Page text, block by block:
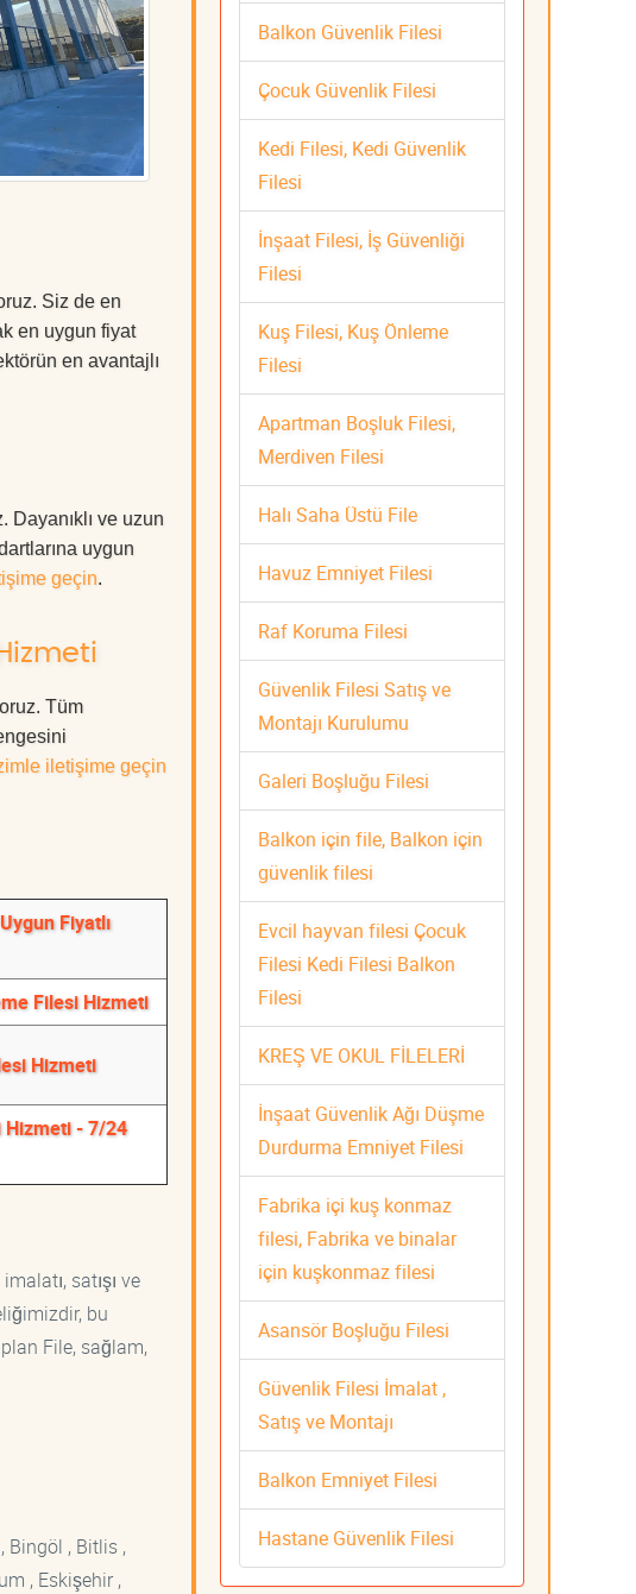
Siz de en
en uygun fiyat
en avantajlı
ve uzun
uygun
geçin.
Tüm
iletişime geçin
Fiyatlı
Filesi Hizmeti
Hizmeti
Hizmeti - 7/24
satışı ve
bu
File, sağlam,
Bingöl , Bitlis ,
, Eskişehir ,
Balkon Güvenlik Filesi
Çocuk Güvenlik Filesi
Kedi Filesi, Kedi Güvenlik
Filesi
İnşaat Filesi, İş Güvenliği
Filesi
Kuş Filesi, Kuş Önleme
Filesi
Apartman Boşluk Filesi,
Merdiven Filesi
Halı Saha Üstü File
Havuz Emniyet Filesi
Raf Koruma Filesi
Güvenlik Filesi Satış ve
Montajı Kurulumu
Galeri Boşluğu Filesi
Balkon için file, Balkon için
güvenlik filesi
Evcil hayvan filesi Çocuk
Filesi Kedi Filesi Balkon
Filesi
KREŞ VE OKUL FİLELERİ
İnşaat Güvenlik Ağı Düşme
Durdurma Emniyet Filesi
Fabrika içi kuş konmaz
filesi, Fabrika ve binalar
için kuşkonmaz filesi
Asansör Boşluğu Filesi
Güvenlik Filesi İmalat ,
Satış ve Montajı
Balkon Emniyet Filesi
Hastane Güvenlik Filesi